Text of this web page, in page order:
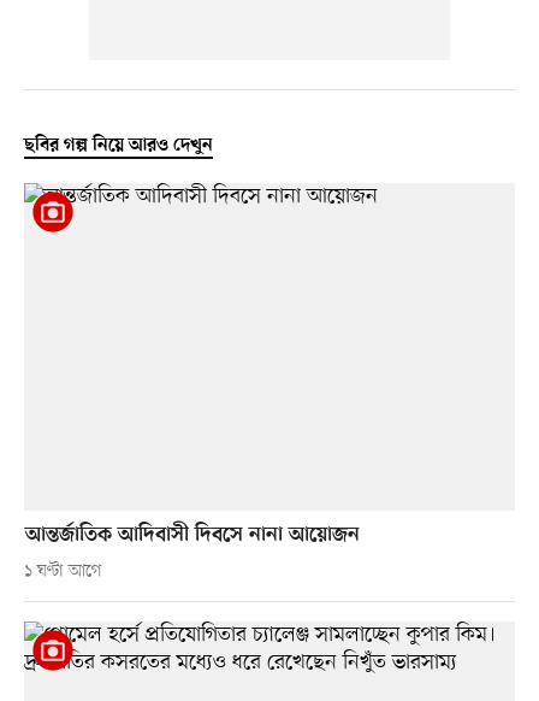
ছবির গল্প নিয়ে আরও দেখুন
আন্তর্জাতিক আদিবাসী দিবসে নানা আয়োজন
১ ঘণ্টা আগে